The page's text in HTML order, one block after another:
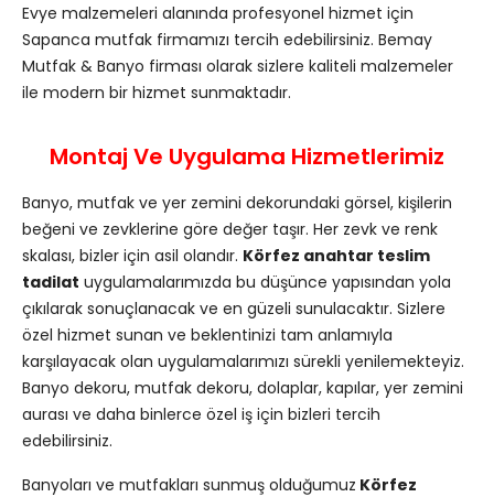
Evye malzemeleri alanında profesyonel hizmet için
Sapanca mutfak firmamızı tercih edebilirsiniz. Bemay
Mutfak & Banyo firması olarak sizlere kaliteli malzemeler
ile modern bir hizmet sunmaktadır.
Montaj Ve Uygulama Hizmetlerimiz
Banyo, mutfak ve yer zemini dekorundaki görsel, kişilerin
beğeni ve zevklerine göre değer taşır. Her zevk ve renk
skalası, bizler için asil olandır. Körfez anahtar teslim
tadilat uygulamalarımızda bu düşünce yapısından yola
çıkılarak sonuçlanacak ve en güzeli sunulacaktır. Sizlere
özel hizmet sunan ve beklentinizi tam anlamıyla
karşılayacak olan uygulamalarımızı sürekli yenilemekteyiz.
Banyo dekoru, mutfak dekoru, dolaplar, kapılar, yer zemini
aurası ve daha binlerce özel iş için bizleri tercih
edebilirsiniz.
Banyoları ve mutfakları sunmuş olduğumuz Körfez